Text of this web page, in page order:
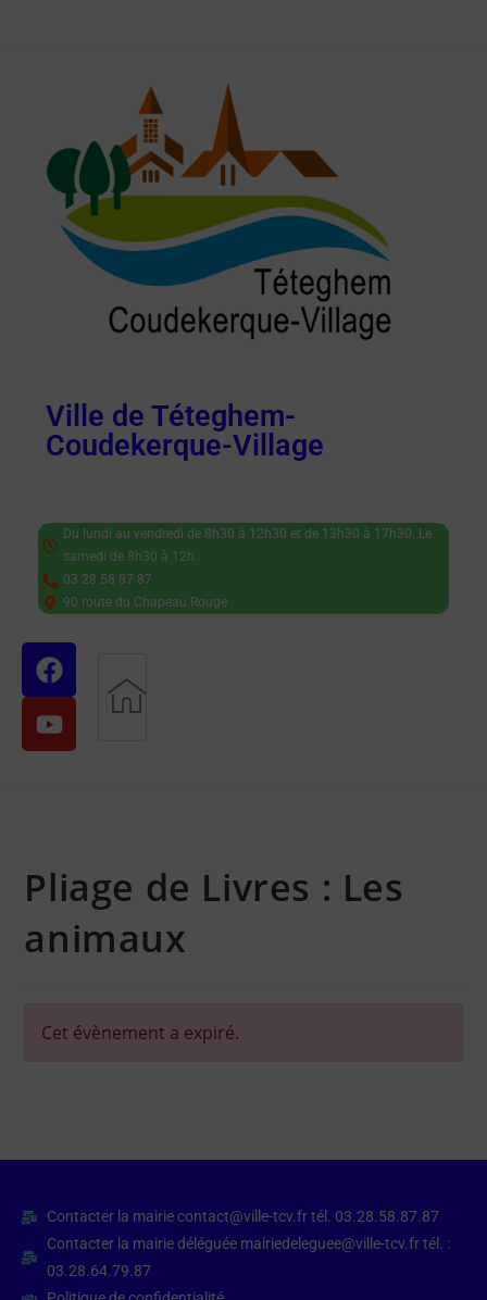
Ville de Téteghem-
Coudekerque-Village
Du lundi au vendredi de 8h30 à 12h30 et de 13h30 à 17h30. Le
samedi de 8h30 à 12h.
03 28 58 87 87
90 route du Chapeau Rouge
Pliage de Livres : Les
animaux
Cet évènement a expiré.
Contacter la mairie contact@ville-tcv.fr tél. 03.28.58.87.87
Contacter la mairie déléguée mairiedeleguee@ville-tcv.fr tél. :
03.28.64.79.87